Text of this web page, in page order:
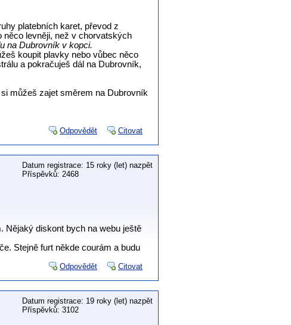
platebních karet, převod z
něco levněji, než v chorvatských
na Dubrovník v kopci.
koupit plavky nebo vůbec něco
a pokračuješ dál na Dubrovník,
můžeš zajet směrem na Dubrovník
Odpovědět Citovat
Datum registrace: 15 roky (let) nazpět
Příspěvků: 2468
Nějaký diskont bych na webu ještě
Stejně furt někde courám a budu
Odpovědět Citovat
Datum registrace: 19 roky (let) nazpět
Příspěvků: 3102